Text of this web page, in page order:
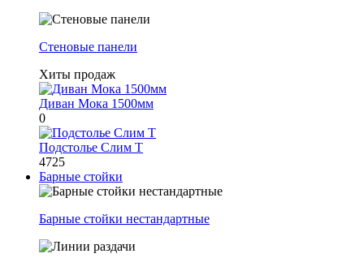
Стеновые панели
Хиты продаж
Диван Мока 1500мм
0
Подстолье Слим Т
4725
Барные стойки
Барные стойки нестандартные